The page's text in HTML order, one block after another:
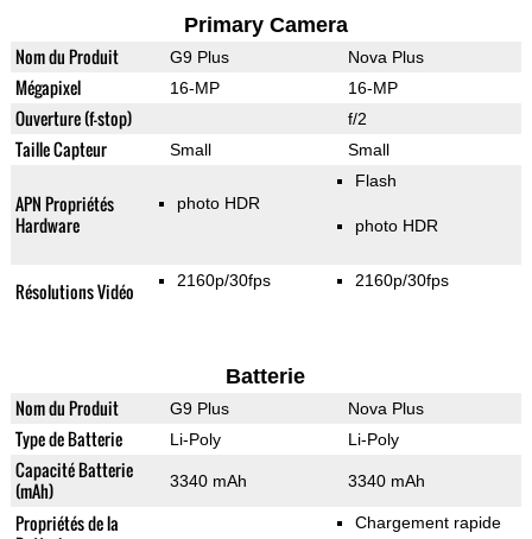
Primary Camera
Nom du Produit G9 Plus Nova Plus
Mégapixel 16-MP 16-MP
Ouverture (f-stop) f/2
Taille Capteur Small Small
APN Propriétés
Hardware
photo HDR
Flash
photo HDR
Résolutions Vidéo 2160p/30fps 2160p/30fps
Batterie
Nom du Produit G9 Plus Nova Plus
Type de Batterie Li-Poly Li-Poly
Capacité Batterie
(mAh)
3340 mAh 3340 mAh
Propriétés de la
Chargement rapide